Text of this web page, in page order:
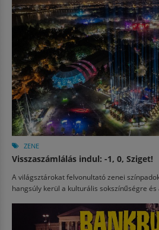
ZENE
Visszaszámlálás indul: -1, 0, Sziget!
A világsztárokat felvonultató zenei
hangsúly kerül a kulturális sokszínűségre és